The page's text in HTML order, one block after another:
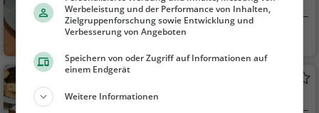
Pizzeria in Röttenbach
Röttenbach
Abendessen, Italienis
Restaurant in Röttenbach
Werbeleistung und der Performance von Inhalten,
Zielgruppenforschung sowie Entwicklung und
Verbesserung von Angeboten
Speichern von oder Zugriff auf Informationen auf
einem Endgerät
Weitere Informationen